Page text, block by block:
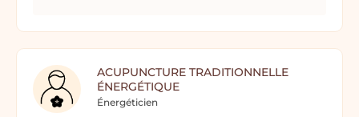
ACUPUNCTURE TRADITIONNELLE
ÉNERGÉTIQUE
Énergéticien